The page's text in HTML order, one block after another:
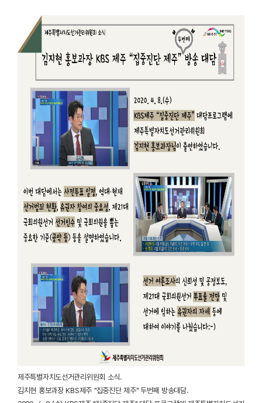
제주특별자치도선거관리위원회 소식.
김지현 홍보과장 KBS제주 "집중진단 제주" 두번째 방송대담.